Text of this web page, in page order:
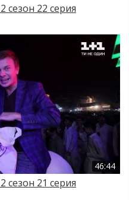
сезон 22 серия
46:44
сезон 21 серия